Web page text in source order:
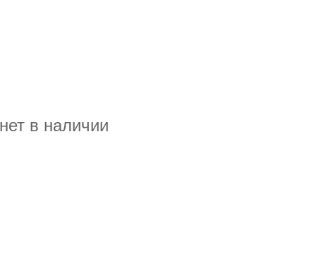
нет в наличии